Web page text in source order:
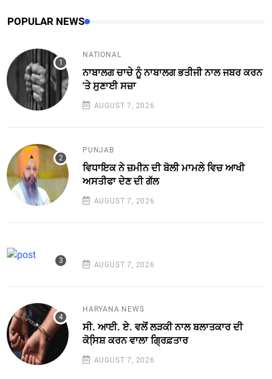
POPULAR NEWS
NATIONAL
ਨਾਬਾਲਗ ਚਾਚੇ ਨੂੰ ਨਾਬਾਲਗ ਭਤੀਜੀ ਨਾਲ ਜਬਰ ਕਰਨ
'ਤੇ ਸੁਣਾਈ ਸਜ਼ਾ
AUGUST 7, 2026
PUNJAB
ਵਿਧਾਇਕ ਨੇ ਜ਼ਮੀਨ ਦੀ ਬੋਲੀ ਮਾਮਲੇ ਵਿਚ ਆਖੀ
ਅਸਤੀਫਾ ਦੇਣ ਦੀ ਗੱਲ
AUGUST 7, 2026
AUGUST 7, 2026
HARYANA NEWS
ਸੀ. ਆਈ. ਏ. ਵਲੋਂ ਲੜਕੀ ਨਾਲ ਬਲਾਤਕਾਰ ਦੀ
ਕੋਸਿ਼ਸ਼ ਕਰਨ ਵਾਲਾ ਗ੍ਰਿਫ਼ਤਾਰ
AUGUST 7, 2026